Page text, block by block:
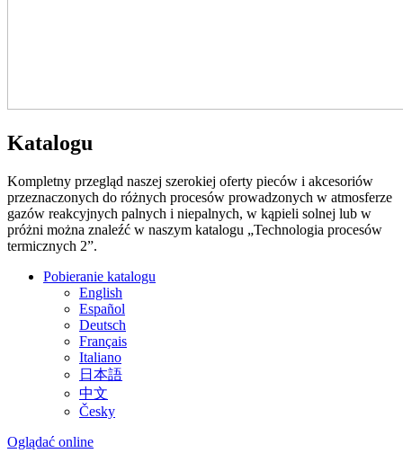
Katalogu
Kompletny przegląd naszej szerokiej oferty pieców i akcesoriów
przeznaczonych do różnych procesów prowadzonych w atmosferze
gazów reakcyjnych palnych i niepalnych, w kąpieli solnej lub w
próżni można znaleźć w naszym katalogu „Technologia procesów
termicznych 2”.
Pobieranie katalogu
English
Español
Deutsch
Français
Italiano
日本語
中文
Česky
Oglądać online